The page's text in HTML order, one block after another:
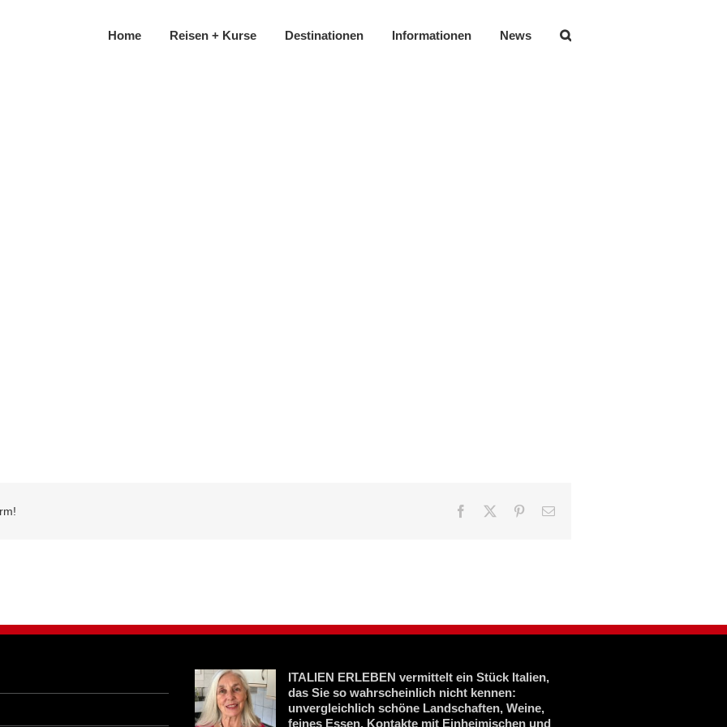
Home Reisen + Kurse Destinationen Informationen News
Facebook Pinterest
E-
ITALIEN ERLEBEN vermittelt ein Stück Italien,
das Sie so wahrscheinlich nicht kennen:
unvergleichlich schöne Landschaften, Weine,
feines Essen, Kontakte mit Einheimischen und